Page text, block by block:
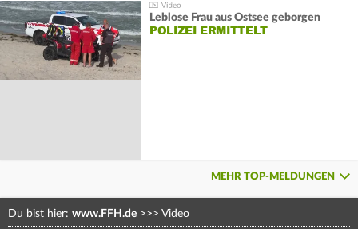
Leblose Frau aus Ostsee geborgen
POLIZEI ERMITTELT
MEHR TOP-MELDUNGEN
Du bist hier: www.FFH.de >>> Video